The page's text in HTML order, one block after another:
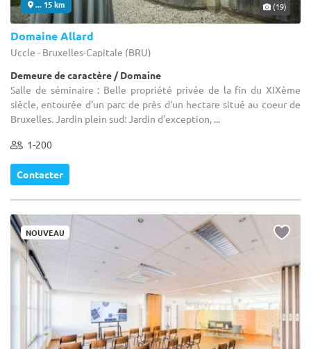
... 15 km (19)
Domaine Allard
Uccle - Bruxelles-Capitale (BRU)
Demeure de caractère / Domaine
Salle de séminaire : Belle propriété privée de la fin du XIXème
siècle, entourée d'un parc de près d'un hectare situé au coeur de
Bruxelles. Jardin plein sud: Jardin d'exception, ...
1-200
Contacter
NOUVEAU